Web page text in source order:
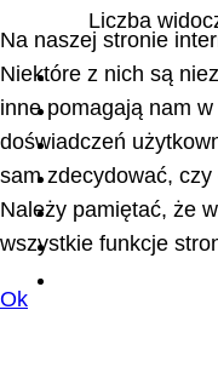
Liczba
Na naszej stronie
Niektóre z nich są
inne pomagają nam
doświadczeń
sam zdecydować,
Należy pamiętać, że
wszystkie funkcje
Ok